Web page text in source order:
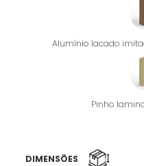
Alumínio lacado
Pinho
DIMENSÕES